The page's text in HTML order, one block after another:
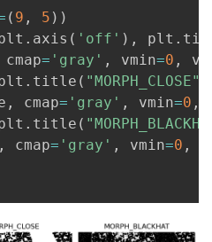
( 9 , 5 ) )
. axis ( 'off' ) , plt .
cmap= 'gray' , vmin=0 ,
. title ( "MORPH_CLOSE"
, cmap= 'gray' , vmin=0 ,
. title (
, cmap= 'gray' , vmin=0 ,